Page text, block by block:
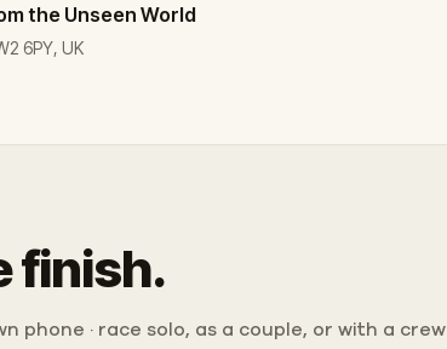
the Unseen World
6PY, UK
finish.
phone · race solo, as a couple, or with a crew